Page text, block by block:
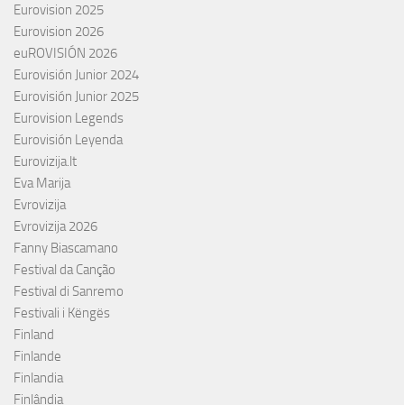
Eurovision 2025
Eurovision 2026
euROVISIÓN 2026
Eurovisión Junior 2024
Eurovisión Junior 2025
Eurovision Legends
Eurovisión Leyenda
Eurovizija.lt
Eva Marija
Evrovizija
Evrovizija 2026
Fanny Biascamano
Festival da Canção
Festival di Sanremo
Festivali i Këngës
Finland
Finlande
Finlandia
Finlândia